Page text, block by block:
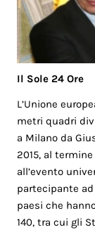
Il Sole 24 Ore
L’Unione
metri quadri
a Milano da
2015, al
all’evento
partecipante
paesi che
140, tra cui gli